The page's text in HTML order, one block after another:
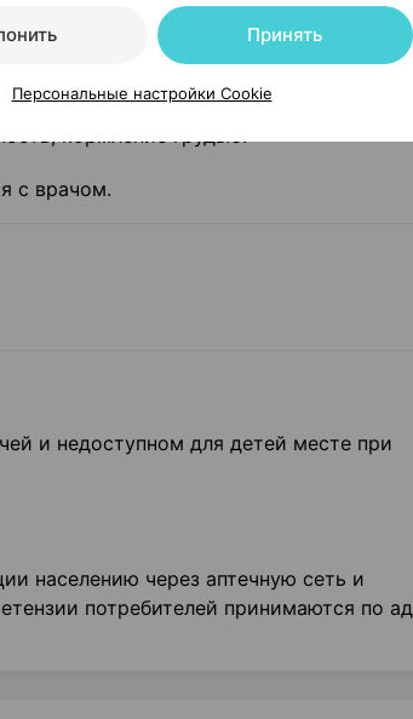
Продолжительность приема – 1 месяц.
кормление грудью.
с врачом.
и недоступном для детей месте при
населению через аптечную сеть и
потребителей принимаются по
Принять
Персональные настройки Cookie